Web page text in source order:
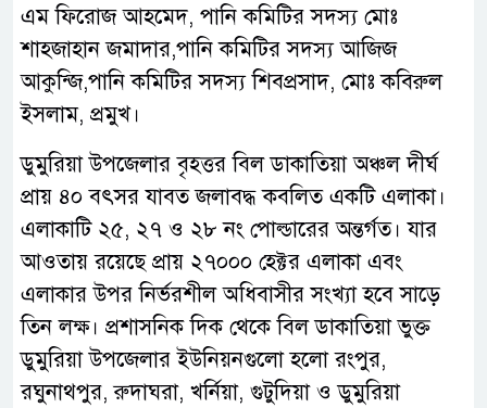
এম ফিরোজ আহমেদ, পানি কমিটির সদস্য মোঃ
শাহজাহান জমাদার,পানি কমিটির সদস্য আজিজ‌
আকুন্জি,পানি কমিটির সদস্য শিবপ্রসাদ, মোঃ কবিরুল
ইসলাম, প্রমুখ।
ডুমুরিয়া উপজেলার বৃহত্তর বিল ডাকাতিয়া অঞ্চল দীর্ঘ
প্রায় ৪০ বৎসর যাবত জলাবদ্ধ কবলিত একটি এলাকা।
এলাকাটি ২৫, ২৭ ও ২৮ নং পোল্ডারের অন্তর্গত। যার
আওতায় রয়েছে প্রায় ২৭০০০ হেক্টর এলাকা এবং
এলাকার উপর নির্ভরশীল অধিবাসীর সংখ্যা হবে সাড়ে
তিন লক্ষ। প্রশাসনিক দিক থেকে বিল ডাকাতিয়া ভুক্ত
ডুমুরিয়া উপজেলার ইউনিয়নগুলো হলো রংপুর,
রঘুনাথপুর, রুদাঘরা, খর্নিয়া, গুটুদিয়া ও ডুমুরিয়া